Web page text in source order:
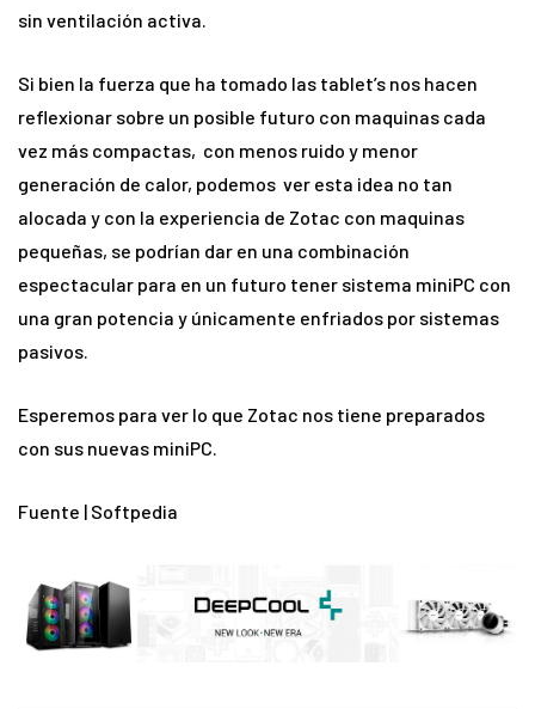
sin ventilación activa.
Si bien la fuerza que ha tomado las tablet’s nos hacen
reflexionar sobre un posible futuro con maquinas cada
vez más compactas, con menos ruido y menor
generación de calor, podemos ver esta idea no tan
alocada y con la experiencia de Zotac con maquinas
pequeñas, se podrían dar en una combinación
espectacular para en un futuro tener sistema miniPC con
una gran potencia y únicamente enfriados por sistemas
pasivos.
Esperemos para ver lo que Zotac nos tiene preparados
con sus nuevas miniPC.
Fuente | Softpedia